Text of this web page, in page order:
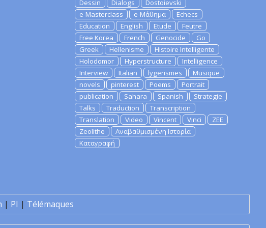
Dessin
Dialogs
Dostoievski
e-Masterclass
e-Μάθημα
Echecs
Education
English Etude
Feutre
Free Korea
French Genocide
Go
Greek
Hellenisme
Histoire Intelligente
Holodomor
Hyperstructure
Intelligence
Interview
Italian lygerismes
Musique
novels
pinterest Poems
Portrait
publication
Sahara Spanish
Strategie
Talks
Traduction
Transcription
Translation
Video Vincent Vinci
ZEE
Zeolithe
Αναβαθμισμένη Ιστορία
Καταγραφή
| PI | Télémaques